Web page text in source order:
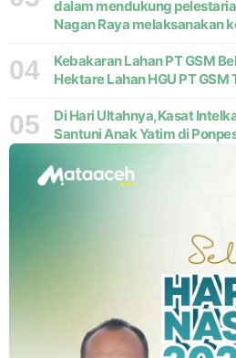
dalam mendukung
Nagan Raya melaksanakan
Kecamatan Beutong,
04
Kebakaran Lahan PT GSM
Hektare Lahan HGU PT GSM
05
Di Hari Ultahnya,Kasat
Santuni Anak Yatim di